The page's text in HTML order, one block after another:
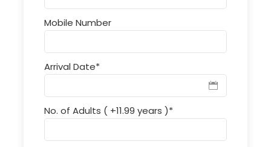
Mobile Number
Arrival Date*
No. of Adults ( +11.99 years )*